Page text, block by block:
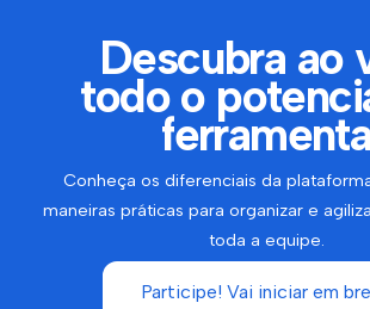
Descubra ao
todo o
ferramenta
Conheça os diferenciais da
maneiras práticas para organizar e
toda a equipe.
Participe! Vai iniciar em